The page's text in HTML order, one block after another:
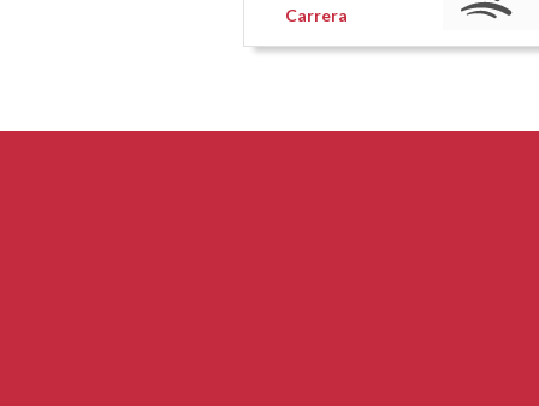
Carrera